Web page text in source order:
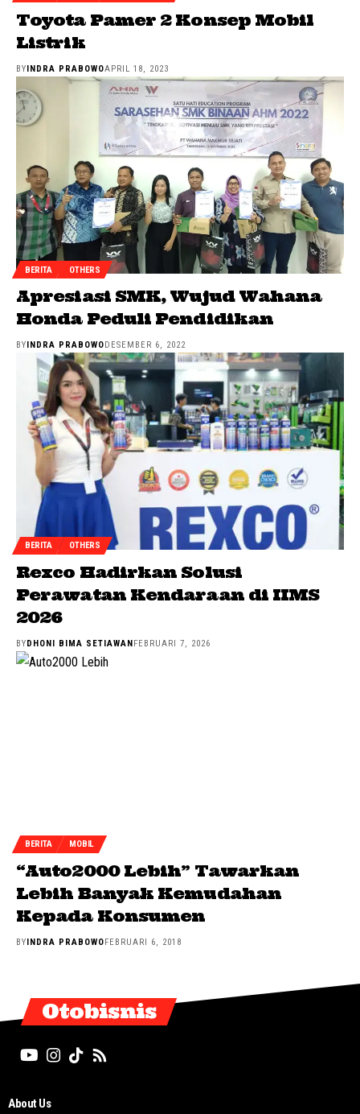
Toyota Pamer 2 Konsep Mobil
Listrik
BY INDRA PRABOWOAPRIL 18, 2023
BERITA OTHERS
Apresiasi SMK, Wujud Wahana
Honda Peduli Pendidikan
BYINDRA PRABOWODESEMBER 6, 2022
BERITA OTHERS
Rexco Hadirkan Solusi
Perawatan Kendaraan di IIMS
2026
BYDHONI BIMA SETIAWANFEBRUARI 7, 2026
BERITA MOBIL
“Auto2000 Lebih” Tawarkan
Lebih Banyak Kemudahan
Kepada Konsumen
BYINDRA PRABOWOFEBRUARI 6, 2018
Otobisnis
About Us